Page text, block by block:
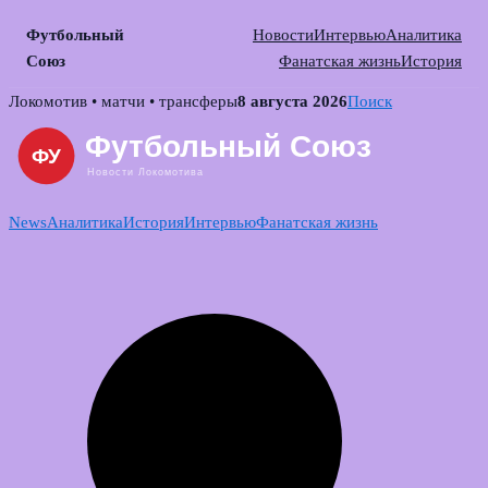
Футбольный
Союз
НовостиИнтервьюАналитика
Фанатская жизньИстория
Skip
content
Локомотив • матчи • трансферы8 августа 2026Поиск
NewsАналитикаИсторияИнтервьюФанатская жизнь